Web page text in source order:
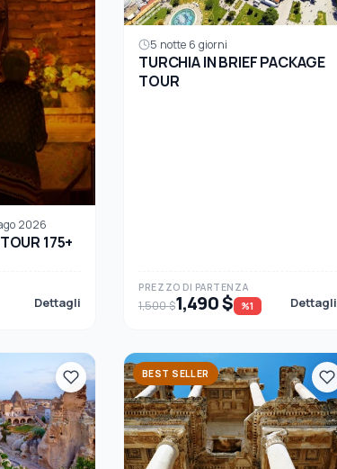
2026
175+
Dettagli
5 notte 6 giorni
TURCHIA IN BRIEF PACKAGE
TOUR
PREZZO DI PARTENZA
1,500 $1,490 $ %1 Dettagli
BEST SELLER